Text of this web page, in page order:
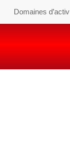
Domaines